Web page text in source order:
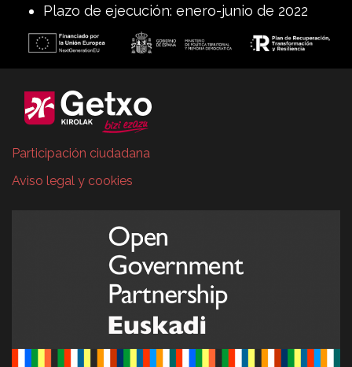
Plazo de ejecución: enero-junio de 2022
Participación ciudadana
Aviso legal y cookies